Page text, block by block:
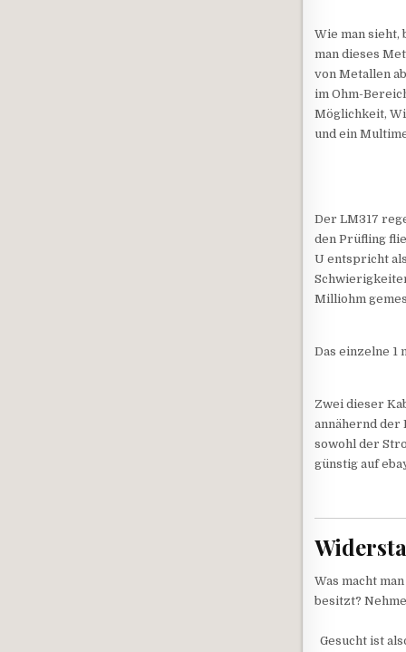
Wie man
man dieses
von Metallen
im Ohm-
Möglichkeit,
und ein
Der LM317
den Prüfling
U entspricht
Milliohm
Das einzelne 1
Zwei dieser
annähernd der
sowohl der
günstig auf
Was macht
besitzt?
Gesucht ist